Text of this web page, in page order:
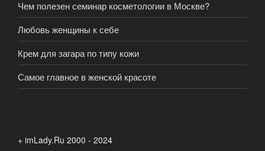
Чем полезен семинар косметологии в Москве?
Любовь женщины к себе
Крем для загара по типу кожи
Самое главное в женской красоте
+ imLady.Ru 2000 - 2024